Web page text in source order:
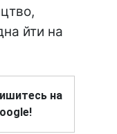
йти на
на